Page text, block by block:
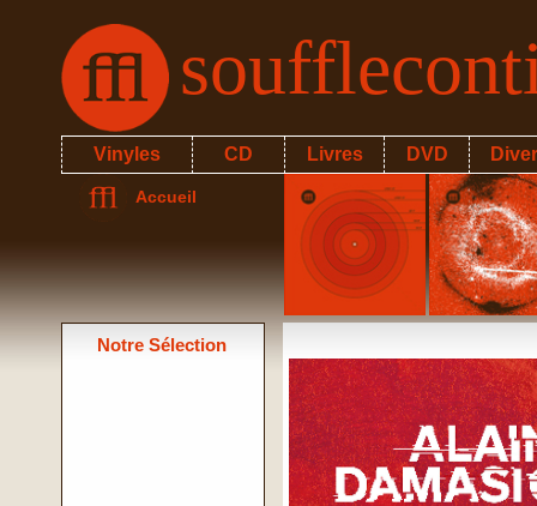
Vinyles CD Livres DVD
Accueil
Notre Sélection